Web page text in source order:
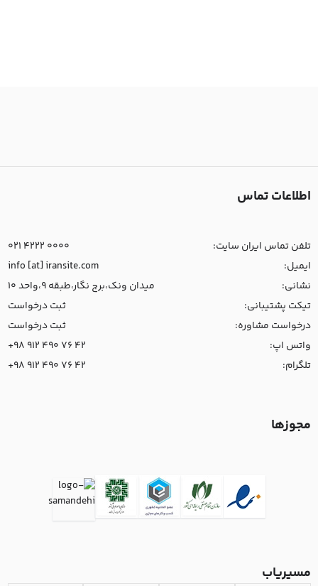
اطلاعات تماس
تلفن تماس ایران سایت:
021 4222 0000
ایمیل:
info [at] iransite.com
نشانی:
میدان ونک،برج نگار،طبقه 9،واحد 10
تیکت پشتیبانی:
ثبت درخواست
درخواست مشاوره:
ثبت درخواست
واتس اپ:
+98 912 490 76 42
تلگرام:
+98 912 490 76 42
مجوزها
مسیریاب